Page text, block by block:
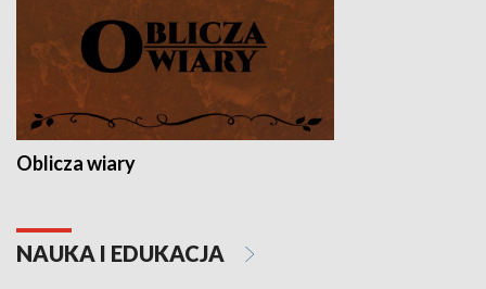
Oblicza wiary
NAUKA I EDUKACJA